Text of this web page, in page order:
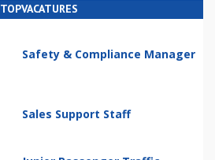
TOPVACATURES
Safety & Compliance Manager
Sales Support Staff